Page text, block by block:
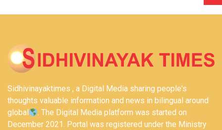
Sidhivinayaktimes , a Digital Media sharing people's
thoughts valuable information and news in bilingual around
global
. The Digital Media platform was started on
December 2021. Portal was registered under the Ministry